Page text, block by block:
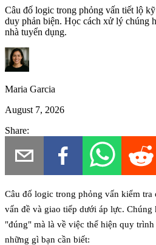
Câu đố logic trong phỏng vấn tiết lộ
duy phản biện. Học cách xử lý chúng
nhà tuyển dụng.
Maria Garcia
August 7, 2026
Share:
Câu đố logic trong phỏng vấn kiểm
vấn đề và giao tiếp dưới áp lực.
"đúng" mà là về việc thể hiện quy
những gì bạn cần biết: